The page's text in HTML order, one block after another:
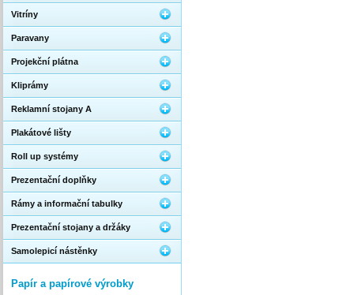
Vitríny
Paravany
Projekční plátna
Kliprámy
Reklamní stojany A
Plakátové lišty
Roll up systémy
Prezentační doplňky
Rámy a informační tabulky
Prezentační stojany a držáky
Samolepicí nástěnky
Papír a papírové výrobky